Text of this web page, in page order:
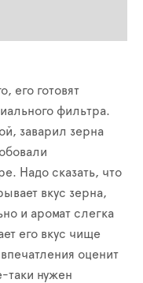
его готовят
фильтра.
заварил зерна
Надо сказать, что
вкус зерна,
и аромат слегка
его вкус чище
оценит
таки нужен